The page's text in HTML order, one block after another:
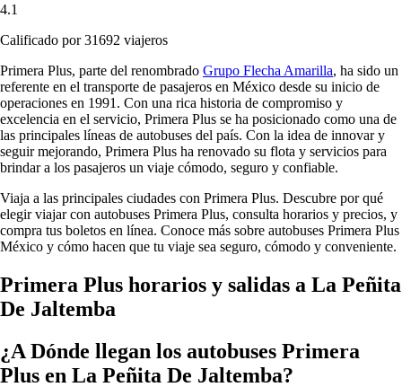
4.1
Calificado por 31692 viajeros
Primera Plus, parte del renombrado Grupo Flecha Amarilla, ha sido un
referente en el transporte de pasajeros en México desde su inicio de
operaciones en 1991. Con una rica historia de compromiso y
excelencia en el servicio, Primera Plus se ha posicionado como una de
las principales líneas de autobuses del país. Con la idea de innovar y
seguir mejorando, Primera Plus ha renovado su flota y servicios para
brindar a los pasajeros un viaje cómodo, seguro y confiable.
Viaja a las principales ciudades con Primera Plus. Descubre por qué
elegir viajar con autobuses Primera Plus, consulta horarios y precios, y
compra tus boletos en línea. Conoce más sobre autobuses Primera Plus
México y cómo hacen que tu viaje sea seguro, cómodo y conveniente.
Primera Plus horarios y salidas a La Peñita
De Jaltemba
¿A Dónde llegan los autobuses Primera
Plus en La Peñita De Jaltemba?